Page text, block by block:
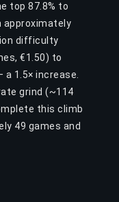
top 87.8% to
approximately
difficulty
€1.50) to
a 1.5× increase.
grind (~114
this climb
49 games and